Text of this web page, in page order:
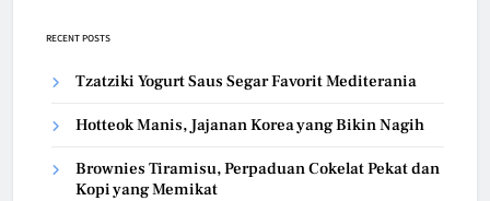
RECENT POSTS
Tzatziki Yogurt Saus Segar Favorit Mediterania
Hotteok Manis, Jajanan Korea yang Bikin Nagih
Brownies Tiramisu, Perpaduan Cokelat Pekat dan
Kopi yang Memikat